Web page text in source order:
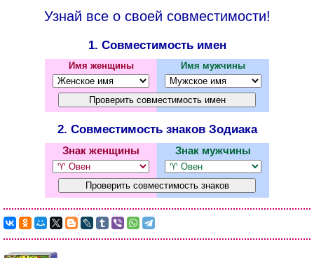
Узнай все о своей совместимости!
1. Совместимость имен
Имя женщины Имя мужчины
2. Совместимость знаков Зодиака
Знак женщины Знак мужчины